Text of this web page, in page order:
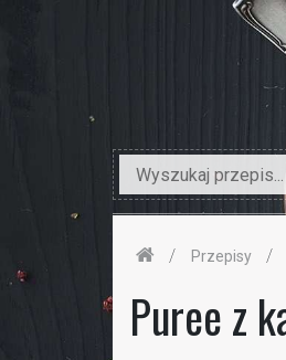
Przepisy
Puree z